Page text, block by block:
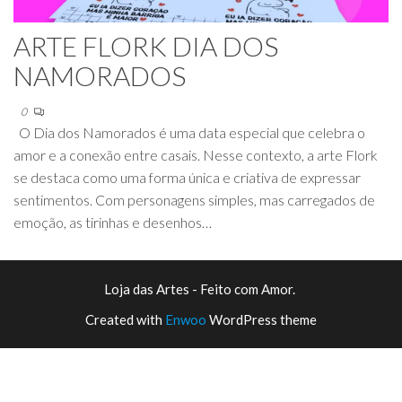
ARTE FLORK DIA DOS
NAMORADOS
0
O Dia dos Namorados é uma data especial que celebra o
amor e a conexão entre casais. Nesse contexto, a arte Flork
se destaca como uma forma única e criativa de expressar
sentimentos. Com personagens simples, mas carregados de
emoção, as tirinhas e desenhos…
Loja das Artes - Feito com Amor.
Created with Enwoo WordPress theme